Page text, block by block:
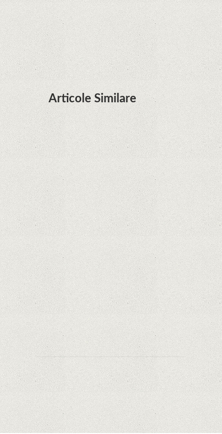
Huawei P50 primeşte o posibilă dată de lansare
şi e mai curând decât credeam; Are cameră
telephoto cu zoom optic variabil
Articole Similare
Microsoft lucrează la dezvoltarea unui procesor
proprietar pentru dispozitivele Surface
Hoții de telefoane dezvăluie cum fură și banii
victimelor, folosind doar cartela SIM
Samsung Galaxy S21 Ultra: cel mai bun telefon
Android de pe piață
Orange a inclus telefoane premium
recondiționate în portofoliul său; Cum sunt
prețurile față de alte platforme similare?